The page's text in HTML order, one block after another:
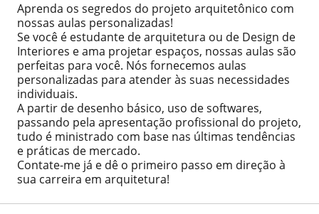
Aprenda os segredos do projeto arquitetônico com
nossas aulas personalizadas!
Se você é estudante de arquitetura ou de Design de
Interiores e ama projetar espaços, nossas aulas são
perfeitas para você. Nós fornecemos aulas
personalizadas para atender às suas necessidades
individuais.
A partir de desenho básico, uso de softwares,
passando pela apresentação profissional do projeto,
tudo é ministrado com base nas últimas tendências
e práticas de mercado.
Contate-me já e dê o primeiro passo em direção à
sua carreira em arquitetura!